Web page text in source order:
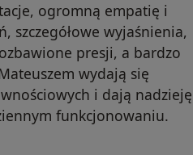
ogromną empatię i
szczegółowe wyjaśnienia,
presji, a bardzo
wydają się
i dają nadzieję
funkcjonowaniu.